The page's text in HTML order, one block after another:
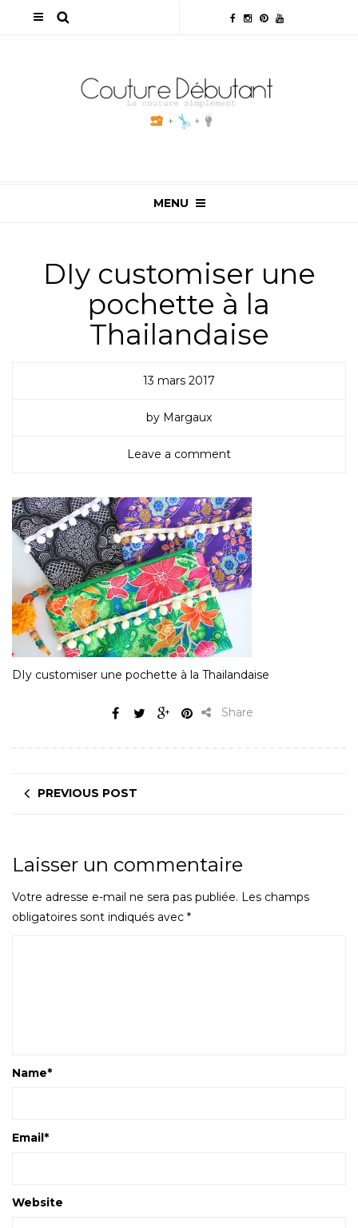
MENU
DIy customiser une
pochette à la
Thailandaise
13 mars 2017
by Margaux
Leave a comment
DIy customiser une pochette à la Thailandaise
Share
PREVIOUS POST
Laisser un commentaire
Votre adresse e-mail ne sera pas publiée. Les champs
obligatoires sont indiqués avec *
Name*
Email*
Website